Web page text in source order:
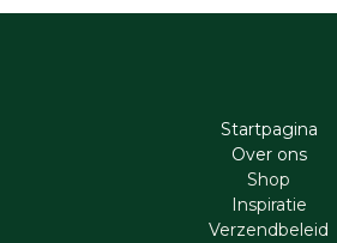
Startpagina
Ove​r​ ons
Shop
Inspiratie
Verzendbeleid